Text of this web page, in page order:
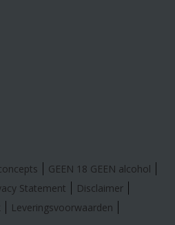
GEEN 18 GEEN alcohol
Statement
Disclaimer
Leveringsvoorwaarden